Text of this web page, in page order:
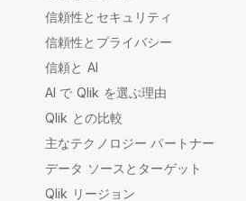
信頼性とセキュリティ
信頼性とプライバシー
信頼と AI
AI で Qlik を選ぶ理由
Qlik との比較
主なテクノロジー パートナー
データ ソースとターゲット
Qlik リージョン